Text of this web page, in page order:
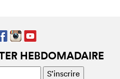
HEBDOMADAIRE